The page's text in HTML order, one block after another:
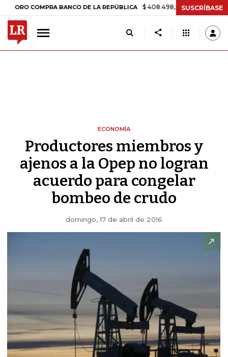
COMPRA BANCO DE LA REPÚBLICA $ 408.498,97 +$ 8.753,81 +2,19%
SUSCRÍBASE
ECONOMÍA
Productores miembros y
ajenos a la Opep no logran
acuerdo para congelar
bombeo de crudo
domingo, 17 de abril de 2016